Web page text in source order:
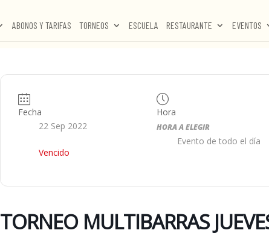
ABONOS Y TARIFAS TORNEOS ESCUELA RESTAURANTE EVENTOS
Fecha
22 Sep 2022
Vencido
Hora
HORA A ELEGIR
Evento de todo el día
TORNEO MULTIBARRAS